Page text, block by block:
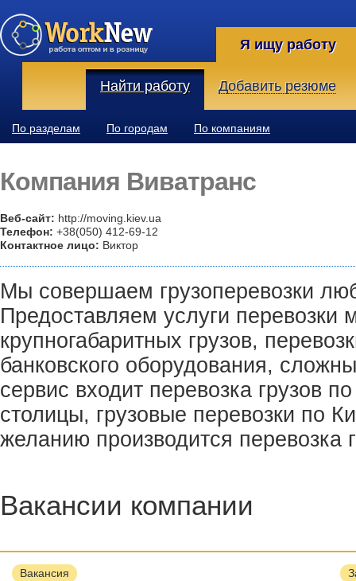
Я ищу работу
Найти работу Добавить резюме
По разделам По городам По компаниям
Компания Виватранс
Веб-сайт: http://moving.kiev.ua
Телефон: +38(050) 412-69-12
Контактное лицо: Виктор
Мы совершаем грузоперевозки
Предоставляем услуги перевозки
крупногабаритных грузов,
банковского оборудования,
сервис входит перевозка грузов
столицы, грузовые перевозки по
желанию производится перевозка
Вакансии компании
Вакансия